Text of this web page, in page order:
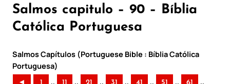
Salmos capitulo – 90 – Bíblia
Católica Portuguesa
Salmos Capítulos (Portuguese Bible : Bíblia Católica
Portuguesa)
.. .. .. .. .. .. ..